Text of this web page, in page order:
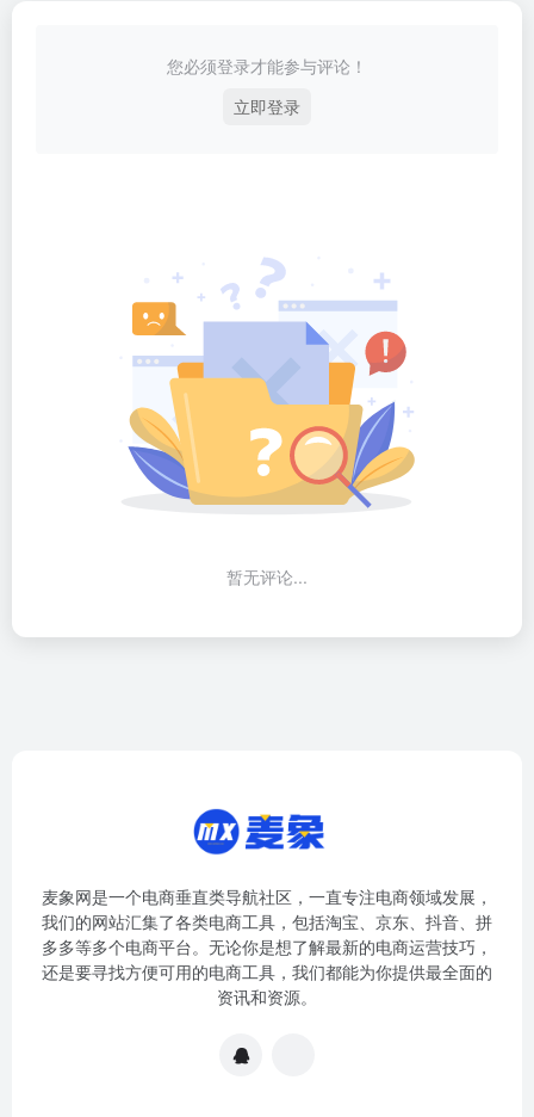
您必须登录才能参与评论！
立即登录
暂无评论...
麦象网是一个电商垂直类导航社区，一直专注电商领域发展，
我们的网站汇集了各类电商工具，包括淘宝、京东、抖音、拼
多多等多个电商平台。无论你是想了解最新的电商运营技巧，
还是要寻找方便可用的电商工具，我们都能为你提供最全面的
资讯和资源。